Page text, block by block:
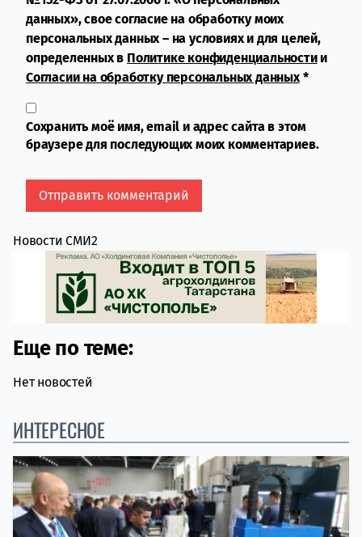
данных», свое согласие на обработку моих
персональных данных – на условиях и для целей,
определенных в Политике конфиденциальностии
Согласии на обработку персональных данных*
Сохранить моё имя, email и адрес сайта в этом
браузере для последующих моих комментариев.
Новости СМИ2
Еще по теме:
Нет новостей
ИНТЕРЕСНОЕ